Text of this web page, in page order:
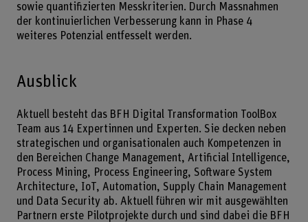
sowie quantifizierten Messkriterien. Durch Massnahmen
der kontinuierlichen Verbesserung kann in Phase 4
weiteres Potenzial entfesselt werden.
Ausblick
Aktuell besteht das BFH Digital Transformation ToolBox
Team aus 14 Expertinnen und Experten. Sie decken neben
strategischen und organisationalen auch Kompetenzen in
den Bereichen Change Management, Artificial Intelligence,
Process Mining, Process Engineering, Software System
Architecture, IoT, Automation, Supply Chain Management
und Data Security ab. Aktuell führen wir mit ausgewählten
Partnern erste Pilotprojekte durch und sind dabei die BFH